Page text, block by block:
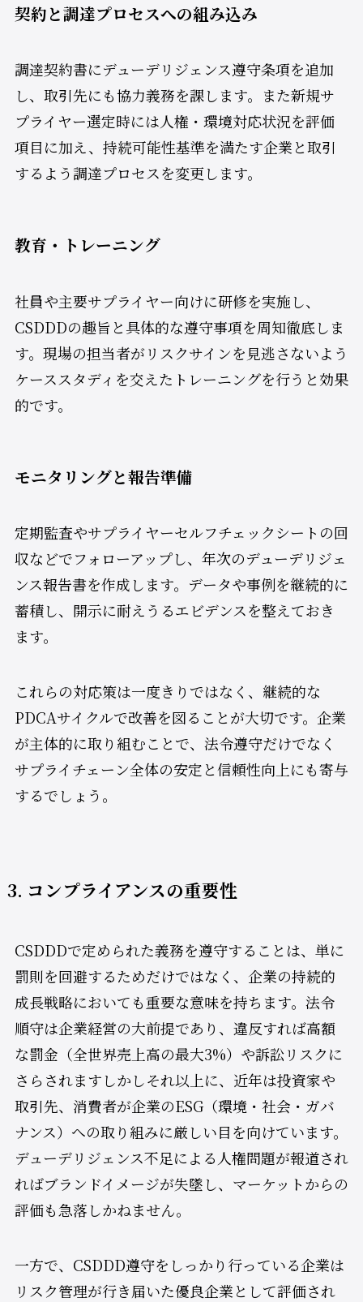
契約と調達プロセスへの組み込み
調達契約書にデューデリジェンス遵守条項を追加
し、取引先にも協力義務を課します。また新規サ
プライヤー選定時には人権・環境対応状況を評価
項目に加え、持続可能性基準を満たす企業と取引
するよう調達プロセスを変更します。
教育・トレーニング
社員や主要サプライヤー向けに研修を実施し、
CSDDDの趣旨と具体的な遵守事項を周知徹底しま
す。現場の担当者がリスクサインを見逃さないよう
ケーススタディを交えたトレーニングを行うと効果
的です。
モニタリングと報告準備
定期監査やサプライヤーセルフチェックシートの回
収などでフォローアップし、年次のデューデリジェ
ンス報告書を作成します。データや事例を継続的に
蓄積し、開示に耐えうるエビデンスを整えておき
ます。
これらの対応策は一度きりではなく、継続的な
PDCAサイクルで改善を図ることが大切です。企業
が主体的に取り組むことで、法令遵守だけでなく
サプライチェーン全体の安定と信頼性向上にも寄与
するでしょう。
3. コンプライアンスの重要性
CSDDDで定められた義務を遵守することは、単に
罰則を回避するためだけではなく、企業の持続的
成長戦略においても重要な意味を持ちます。法令
順守は企業経営の大前提であり、違反すれば高額
な罰金（全世界売上高の最大3%）や訴訟リスクに
さらされます​しかしそれ以上に、近年は投資家や
取引先、消費者が企業のESG（環境・社会・ガバ
ナンス）への取り組みに厳しい目を向けています。
デューデリジェンス不足による人権問題が報道され
ればブランドイメージが失墜し、マーケットからの
評価も急落しかねません。
一方で、CSDDD遵守をしっかり行っている企業は
リスク管理が行き届いた優良企業として評価され